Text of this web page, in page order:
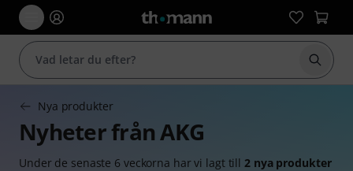
Börja
Nya produkter
Nyheter från AKG
Under de senaste 6 veckorna har vi lagt till2 nya produkter